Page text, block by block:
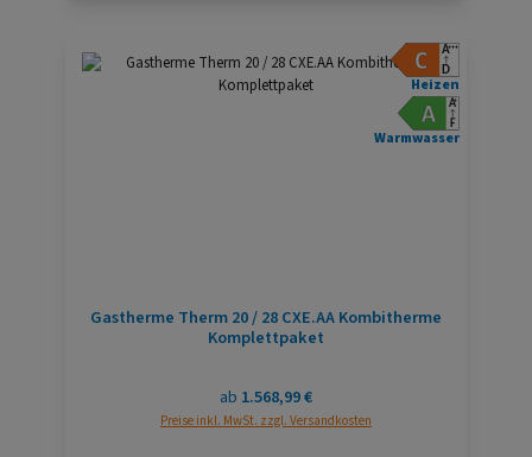
Heizen
Warmwasser
Gastherme Therm 20 / 28 CXE.AA Kombitherme
Komplettpaket
Regulärer Preis:
ab 1.568,99 €
Preise inkl. MwSt. zzgl. Versandkosten